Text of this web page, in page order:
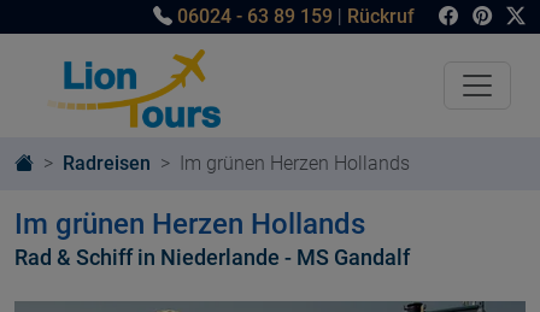
06024 - 63 89 159 | Rückruf
Radreisen Im grünen Herzen Hollands
Im grünen Herzen Hollands
Rad & Schiff in Niederlande - MS Gandalf